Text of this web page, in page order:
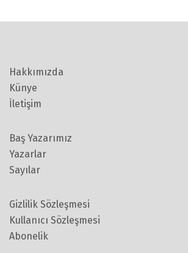
Hakkımızda
Künye
İletişim
Baş Yazarımız
Yazarlar
Sayılar
Gizlilik Sözleşmesi
Kullanıcı Sözleşmesi
Abonelik